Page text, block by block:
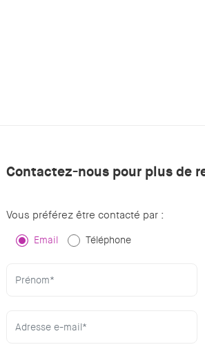
Contactez-nous pour plus de
Vous préférez être contacté par :
Email Téléphone